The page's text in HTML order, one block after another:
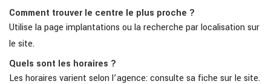
Comment trouver le centre le plus proche ?
Utilise la page implantations ou la recherche par localisation sur
le site.
Quels sont les horaires ?
Les horaires varient selon l’agence: consulte sa fiche sur le site.